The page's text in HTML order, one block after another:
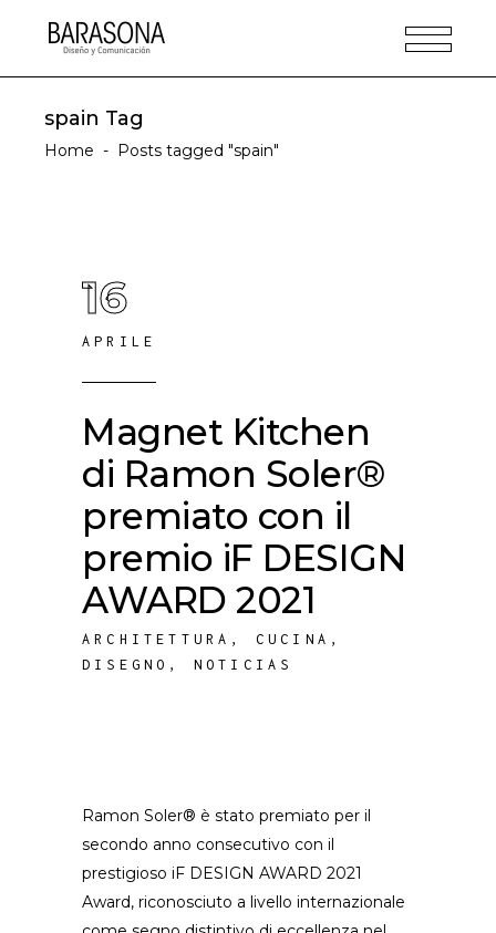
spain Tag
Home - Posts tagged "spain"
16
APRILE
Magnet Kitchen
di Ramon Soler®
premiato con il
premio iF DESIGN
AWARD 2021
ARCHITETTURA , CUCINA ,
DISEGNO , NOTICIAS
Ramon Soler® è stato premiato per il
secondo anno consecutivo con il
prestigioso iF DESIGN AWARD 2021
Award, riconosciuto a livello internazionale